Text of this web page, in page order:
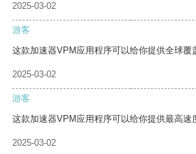
2025-03-02
游客
这款加速器VPM应用程序可以给你提供全球覆
2025-03-02
游客
这款加速器VPM应用程序可以给你提供最高速
2025-03-02